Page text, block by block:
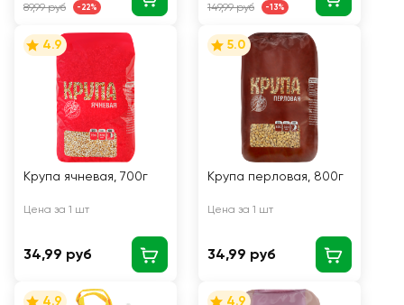
89,99 руб -22% 149,99 руб -13%
4.9
Крупа ячневая, 700г
Цена за 1 шт
34,99 руб
5.0
Крупа перловая, 800г
Цена за 1 шт
34,99 руб
4.9 4.9